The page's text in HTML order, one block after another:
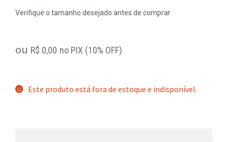
Verifique o tamanho desejado antes de comprar
ou R$ 0,00 no PIX (10% OFF)
Este produto está fora de estoque e indisponível.